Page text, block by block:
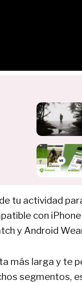
tu actividad
con
y Android
más larga y te
segmentos,